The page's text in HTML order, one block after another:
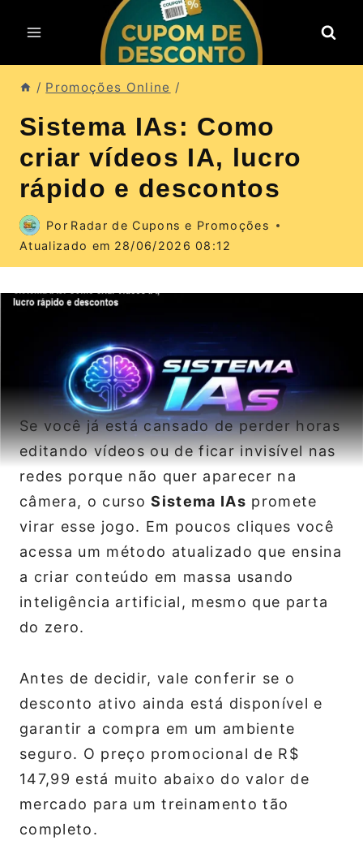
para
o
Conteúdo
/ Promoções Online /
Sistema IAs: Como
criar vídeos IA, lucro
rápido e descontos
Por Radar de Cupons e Promoções
Atualizado em 28/06/2026 08:12
Se você já está cansado de perder horas
editando vídeos ou de ficar invisível nas
redes porque não quer aparecer na
câmera, o cursoSistema IAs promete
virar esse jogo. Em poucos cliques você
acessa um método atualizado que ensina
a criar conteúdo em massa usando
inteligência artificial, mesmo que parta
do zero.
Antes de decidir, vale conferir se o
desconto ativo ainda está disponível e
garantir a compra em um ambiente
seguro. O preço promocional de R$
147,99 está muito abaixo do valor de
mercado para um treinamento tão
completo.